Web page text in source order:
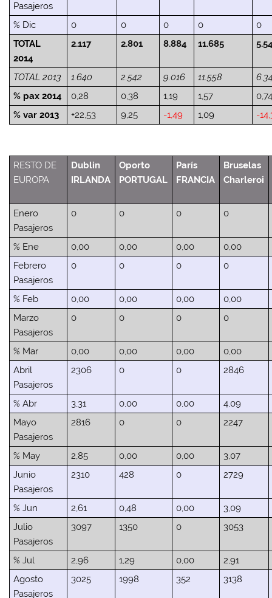
Pasajeros
% Dic 0 0 0 0
0
TOTAL
2014
2.117 2.801 8.884 11.685
TOTAL 2013 1.640 2.542 9.016 11.558
% pax 2014
0,28 0,38 1,19 1,57
% var 2013
+22,53 9,25 -1,49 1,09 -
RESTO DE
EUROPA
Dublin
IRLANDA
Oporto
PORTUGAL
París
FRANCIA
Bruselas
Charleroi
Enero
Pasajeros
0 0 0 0
% Ene 0,00 0,00 0,00
0,00
Febrero
Pasajeros
0 0 0 0
% Feb 0,00 0,00 0,00
0,00
Marzo
Pasajeros
0 0 0 0
% Mar 0,00 0,00 0,00
0,00
Abril
Pasajeros
2306 0 0 2846
% Abr 3,31 0,00 0,00
4,09
Mayo
Pasajeros
2816 0 0 2247
% May 2,85 0,00 0,00
3,07
Junio
Pasajeros
2310 428 0 2729
% Jun 2,61 0,48 0,00
3,09
Julio
Pasajeros
3097 1350 0 3053
% Jul 2,96 1,29 0,00
2,91
Agosto
Pasajeros
3025 1998 352 3138